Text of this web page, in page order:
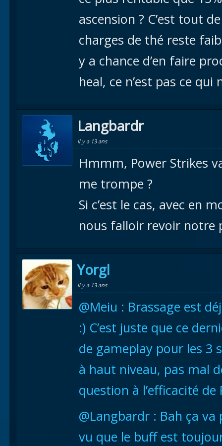
ascension ? C’est tout
charges de thé reste
y a chance d’en faire
heal, ce n’est pas ce qui
Langbardr
Il y a 13 ans
Hmmm, Power Strikes
me trompe ?
Si c’est le cas, avec en
nous falloir revoir notre
Yorgl
Il y a 13 ans
@Meiu : Brassage est
:) C’est juste que ce
de gameplay pour les 3
à haut niveau, pas mal
question à l’efficacité de
@Langbardr : Bah ça
vu que le buff est